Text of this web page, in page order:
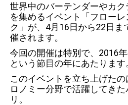
世界中のバーテンダーやカ
を集めるイベント「フロー
ク」が、4月16日から22日ま
催されます。
今回の開催は特別で、2016
という節目の年にあたります
このイベントを立ち上げた
ロノミー分野で活躍してき
リ。